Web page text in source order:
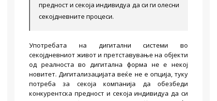
предност и секоја индивидуа да си ги олесни
секојдневните процеси.
Употребата на дигитални системи во
секојдневниот живот и претставување на објекти
од реалноста во дигитална форма не е некој
новитет. Дигитализацијата веќе не е опција, туку
потреба за секоја компанија да обезбеди
конкурентска предност и секоја индивидуа да си